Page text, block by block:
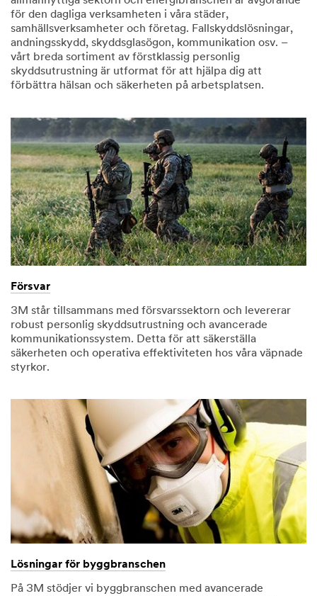
för den dagliga verksamheten i våra städer,
samhällsverksamheter och företag. Fallskyddslösningar,
andningsskydd, skyddsglasögon, kommunikation osv. –
vårt breda sortiment av förstklassig personlig
skyddsutrustning är utformat för att hjälpa dig att
förbättra hälsan och säkerheten på arbetsplatsen.
Försvar
3M står tillsammans med försvarssektorn och levererar
robust personlig skyddsutrustning och avancerade
kommunikationssystem. Detta för att säkerställa
säkerheten och operativa effektiviteten hos våra väpnade
styrkor.
Lösningar för byggbranschen
På 3M stödjer vi byggbranschen med avancerade